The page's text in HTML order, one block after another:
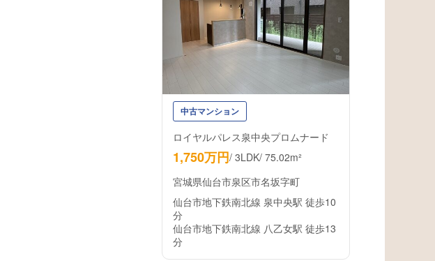
中古マンション
ロイヤルパレス泉中央プロムナード
1,750万円/ 3LDK/ 75.02m²
宮城県仙台市泉区市名坂字町
仙台市地下鉄南北線 泉中央駅 徒歩10
分
仙台市地下鉄南北線 八乙女駅 徒歩13
分